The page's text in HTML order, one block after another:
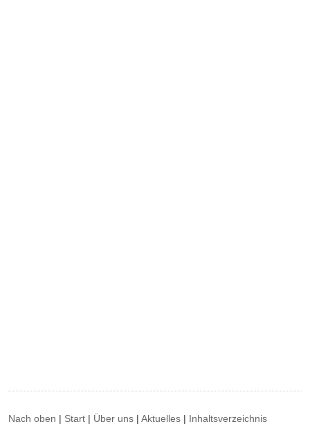
Nach oben | Start | Über uns |Aktuelles | Inhaltsverzeichnis